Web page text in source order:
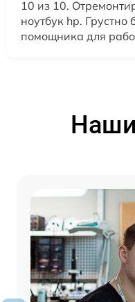
10 из 10.
ноутбук hp. Грустно
помощника для